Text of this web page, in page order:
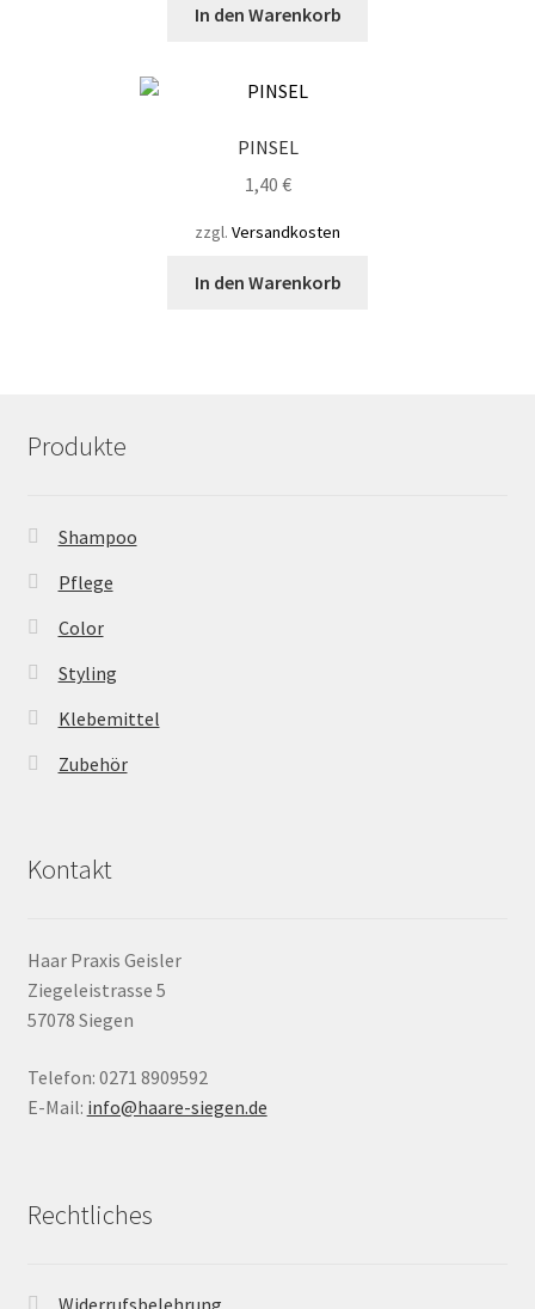
In den Warenkorb
PINSEL
1,40 €
zzgl. Versandkosten
In den Warenkorb
Produkte
Shampoo
Pflege
Color
Styling
Klebemittel
Zubehör
Kontakt
Haar Praxis Geisler
Ziegeleistrasse 5
57078 Siegen
Telefon: 0271 8909592
E-Mail: info@haare-siegen.de
Rechtliches